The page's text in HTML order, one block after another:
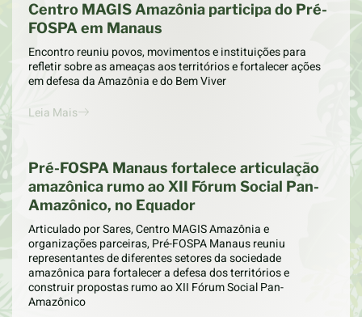
Centro MAGIS Amazônia participa do Pré-
FOSPA em Manaus
Encontro reuniu povos, movimentos e instituições para
refletir sobre as ameaças aos territórios e fortalecer ações
em defesa da Amazônia e do Bem Viver
Leia Mais
Pré-FOSPA Manaus fortalece articulação
amazônica rumo ao XII Fórum Social Pan-
Amazônico, no Equador
Articulado por Sares, Centro MAGIS Amazônia e
organizações parceiras, Pré-FOSPA Manaus reuniu
representantes de diferentes setores da sociedade
amazônica para fortalecer a defesa dos territórios e
construir propostas rumo ao XII Fórum Social Pan-
Amazônico